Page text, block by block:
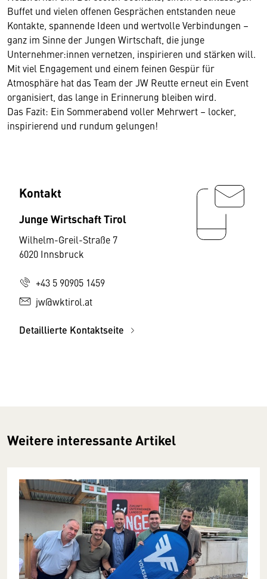
Buffet und vielen offenen Gesprächen entstanden neue
Kontakte, spannende Ideen und wertvolle Verbindungen –
ganz im Sinne der Jungen Wirtschaft, die junge
Unternehmer:innen vernetzen, inspirieren und stärken will.
Mit viel Engagement und einem feinen Gespür für
Atmosphäre hat das Team der JW Reutte erneut ein Event
organisiert, das lange in Erinnerung bleiben wird.
Das Fazit: Ein Sommerabend voller Mehrwert – locker,
inspirierend und rundum gelungen!
Kontakt
Junge Wirtschaft Tirol
Wilhelm-Greil-Straße 7
6020 Innsbruck
+43 5 90905 1459
jw@wktirol.at
Detaillierte Kontaktseite
Weitere interessante Artikel